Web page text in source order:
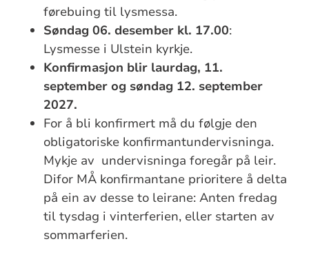
førebuing til lysmessa.
Søndag 06. desember kl. 17.00:
Lysmesse i Ulstein kyrkje.
Konfirmasjon blir laurdag, 11.
september og søndag 12. september
2027.
For å bli konfirmert må du følgje den
obligatoriske konfirmantundervisninga.
Mykje av undervisninga foregår på leir.
Difor MÅ konfirmantane prioritere å delta
på ein av desse to leirane: Anten fredag
til tysdag i vinterferien, eller starten av
sommarferien.